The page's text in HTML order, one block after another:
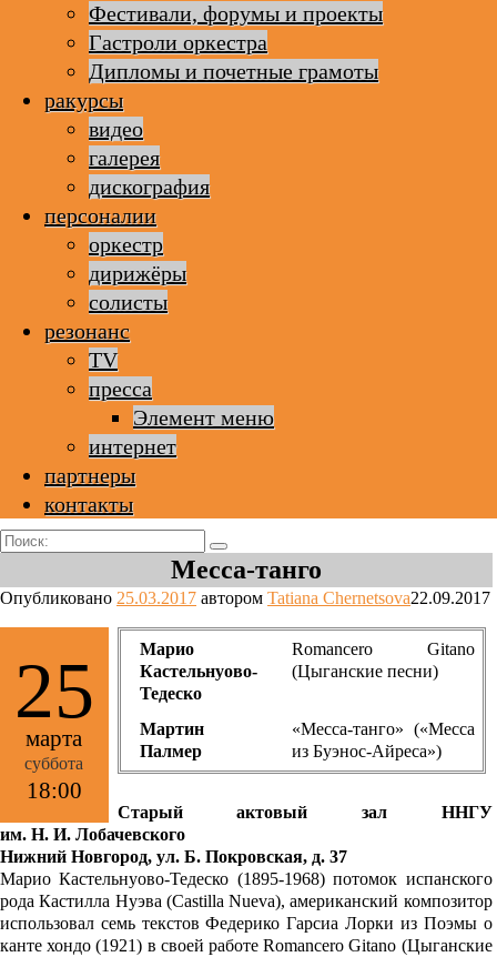
Фестивали, форумы и проекты
Гастроли оркестра
Дипломы и почетные грамоты
ракурсы
видео
галерея
дискография
персоналии
оркестр
дирижёры
солисты
резонанс
TV
пресса
Элемент меню
интернет
партнеры
контакты
Поиск:
Месса-танго
Опубликовано 25.03.2017 автором Tatiana Chernetsova22.09.2017
25
марта
суббота
18:00
Марио
Кастельнуово-
Тедеско
Romancero Gitanо
(Цыганские песни)
Мартин
Палмер
«Месса-танго» («Месса
из Буэнос-Айреса»)
Старый актовый зал ННГУ
им. Н. И. Лобачевского
Нижний Новгород, ул. Б. Покровская, д. 37
Марио Кастельнуово-Тедеско (1895-1968) потомок испанского
рода Кастилла Нуэва (Castilla Nueva), американский композитор
использовал семь текстов Федерико Гарсиа Лорки из Поэмы о
канте хондо (1921) в своей работе Romancero Gitanо (Цыганские